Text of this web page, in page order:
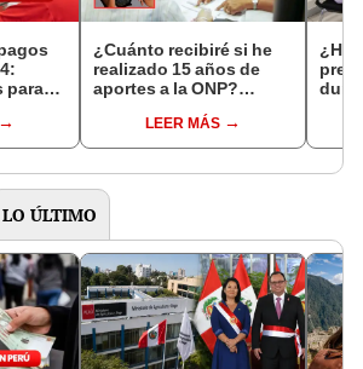
para
y
¿Cuánto recibiré si he
realizado 15 años de
aportes a la ONP?
pensión y los pasos
para solicitarla
LEER MÁS
LO ÚLTIMO